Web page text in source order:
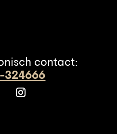
contact:
324666